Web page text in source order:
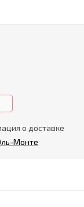
о доставке
Монте